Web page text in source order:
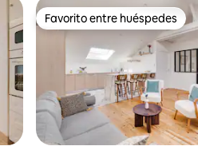
Favorito entre huéspedes
Favorito entre huéspedes